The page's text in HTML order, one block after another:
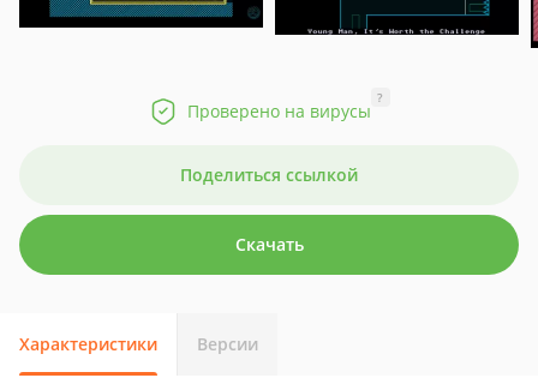
Проверено на вирусы
?
Поделиться ссылкой
Скачать
Характеристики Версии